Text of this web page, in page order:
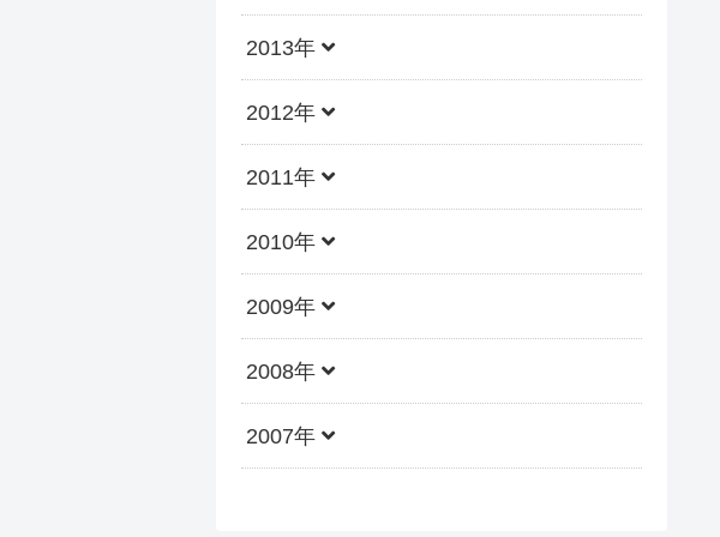
2013年
2012年
2011年
2010年
2009年
2008年
2007年